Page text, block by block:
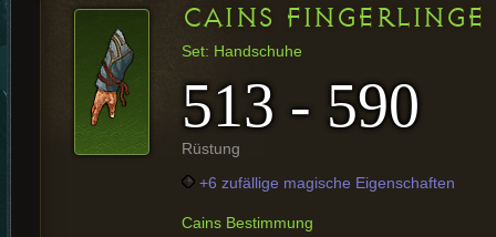
CAINS FINGERLINGE
Set: Handschuhe
513 - 590
Rüstung
+6 zufällige magische Eigenschaften
Cains Bestimmung